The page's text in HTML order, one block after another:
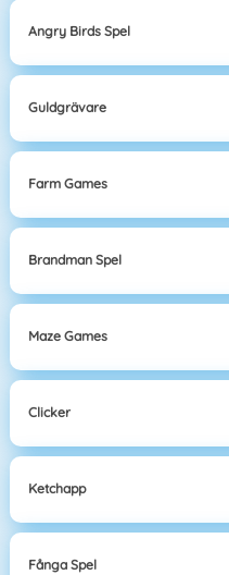
Angry Birds Spel
Guldgrävare
Farm Games
Brandman Spel
Maze Games
Clicker
Ketchapp
Fånga Spel